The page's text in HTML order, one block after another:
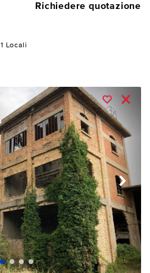
Richiedere quotazione
1 Locali